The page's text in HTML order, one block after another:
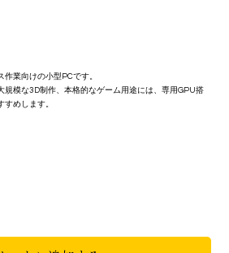
業向けの小型PCです。
規模な3D制作、本格的なゲーム用途には、専用GPU搭
すめします。